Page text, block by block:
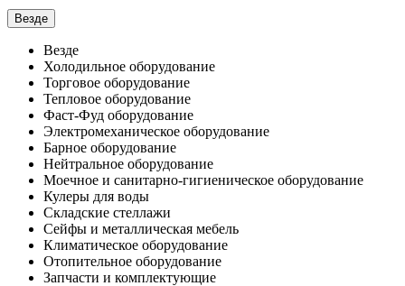
Везде
Везде
Холодильное оборудование
Торговое оборудование
Тепловое оборудование
Фаст-Фуд оборудование
Электромеханическое оборудование
Барное оборудование
Нейтральное оборудование
Моечное и санитарно-гигиеническое оборудование
Кулеры для воды
Складские стеллажи
Сейфы и металлическая мебель
Климатическое оборудование
Отопительное оборудование
Запчасти и комплектующие